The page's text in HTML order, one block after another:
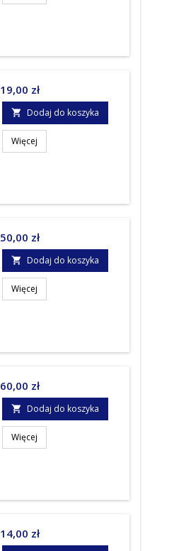
Cena
19,00 zł
 Dodaj do koszyka
Więcej
Cena
50,00 zł
 Dodaj do koszyka
Więcej
Cena
60,00 zł
 Dodaj do koszyka
Więcej
Cena
14,00 zł